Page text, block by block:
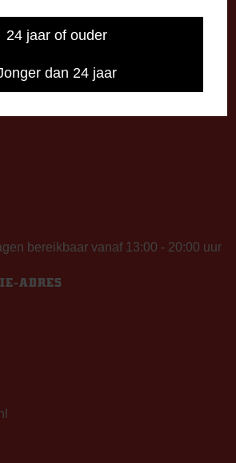
24 jaar of ouder
dan 24 jaar
op:
bereikbaar vanaf 13:00 - 20:00 uur
ADRES